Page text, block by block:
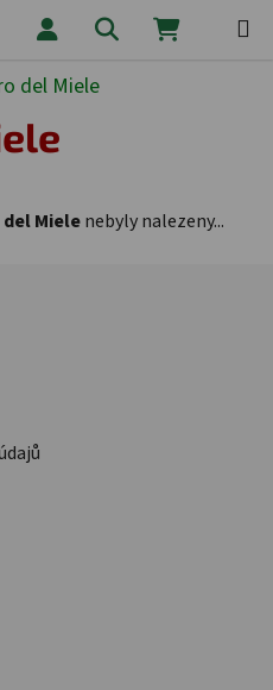
Hledat
del Miele
Mielenebyly nalezeny...